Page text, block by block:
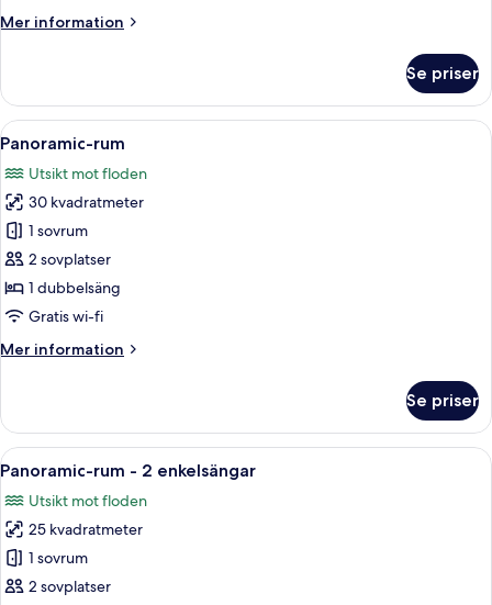
Mer information
Mer
(with
Extra
Bed)
Se priser
Öppna
alla
foton
för
Panoramic-
rum
Ett hotellrum med en säng, en
6
Panoramic-rum
Utsikt mot floden
30 kvadratmeter
1 sovrum
2 sovplatser
1 dubbelsäng
Gratis wi-fi
Mer information
Mer
rum
Se priser
Öppna
alla
foton
för
Panoramic-
rum
Ett hotellrum med en stor säng, två
2
Panoramic-rum - 2 enkelsängar
Utsikt mot floden
25 kvadratmeter
1 sovrum
2 sovplatser